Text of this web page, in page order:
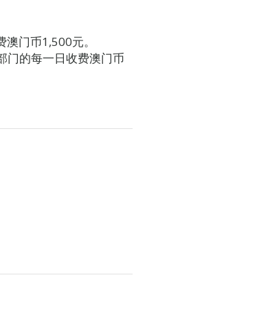
门币1,500元。
门的每一日收费澳门币